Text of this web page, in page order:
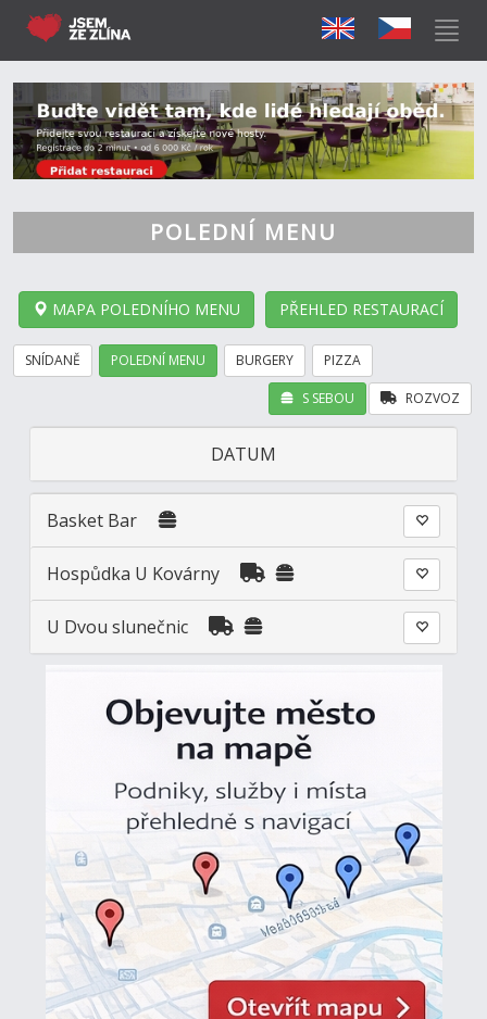
POLEDNÍ MENU
MAPA POLEDNÍHO MENU PŘEHLED RESTAURACÍ
SNÍDANĚ POLEDNÍ MENU BURGERY PIZZA
ROZVOZ
S SEBOU
DATUM
Basket Bar
Hospůdka U Kovárny
U Dvou slunečnic